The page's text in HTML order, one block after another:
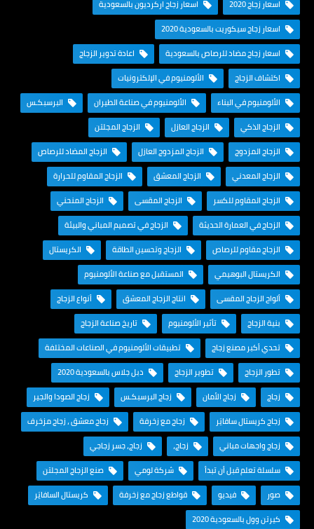
اسعار زجاج 2020
اسعار زجاج اركرديون بالسعودية
اسعار زجاج سيكوريت بالسعودية 2020
اسعار زجاج مضاد للرصاص بالسعودية
اعادة تدوير الزجاج
اكتشاف الزجاج
الألومنيوم في الإلكترونيات
الألومنيوم في البناء
الألومنيوم في صناعة الطيران
البرسبكـس
الزجاج الذكي
الزجاج العازل
الزجاج المجلتن
الزجاج المزدوج
الزجاج المزدوج العازل
الزجاج المضاد للرصاص
الزجاج المعدني
الزجاج المعشق
الزجاج المقاوم للحرارة
الزجاج المقاوم للكسر
الزجاج المقسى
الزجاج المنحني
الزجاج في العمارة الحديثة
الزجاج في تصميم المباني والبيئة
الزجاج مقاوم للرصاص
الزجاج وتحسين الطاقة
الكريستال
الكريستال البوهيمي
المستقبل مع صناعة الألومنيوم
ألواح الزجاج المقسى
انتاج الزجاج المعشق
أنواع الزجاج
بنية الزجاج
تأثير الألومنيوم
تاريخ صناعة الزجاج
تحدي أكبر مصنع زجاج
تطبيقات الألومنيوم في الصناعات المختلفة
تطور الزجاج
تطوير الزجاج
دبل جلاس بالسعودية 2020
زجاج
زجاج الأمان زجاج البرسبكـس
زجاج الصودا والجير
زجاج كريستال سافايَر
زجاج مع زخرفة
زجاج معشق ، زجاج مزخرف
زجاج واجهات مباني
زجاج،
زجاج، جسر زجاجي
سلسلة تعلم قبل أن تبدأ
شركة لومي
صنع الزجاج المجلتن
صور
فيديو قواطع زجاج مع زخرفة
كريستال السافايَر
كيرتن وول بالسعودية 2020